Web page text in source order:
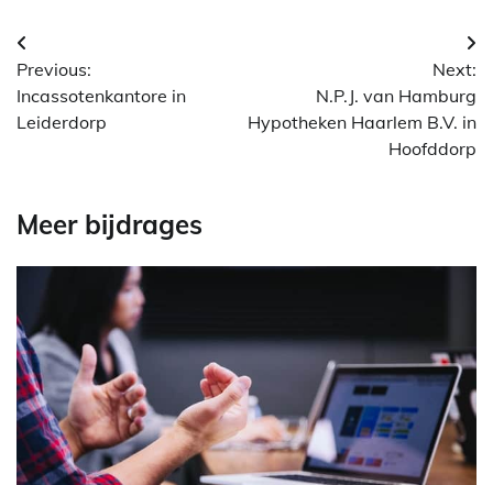
Berichtnavigatie
Previous:
Incassotenkantore in
Leiderdorp
Next:
N.P.J. van Hamburg
Hypotheken Haarlem B.V. in
Hoofddorp
Meer bijdrages